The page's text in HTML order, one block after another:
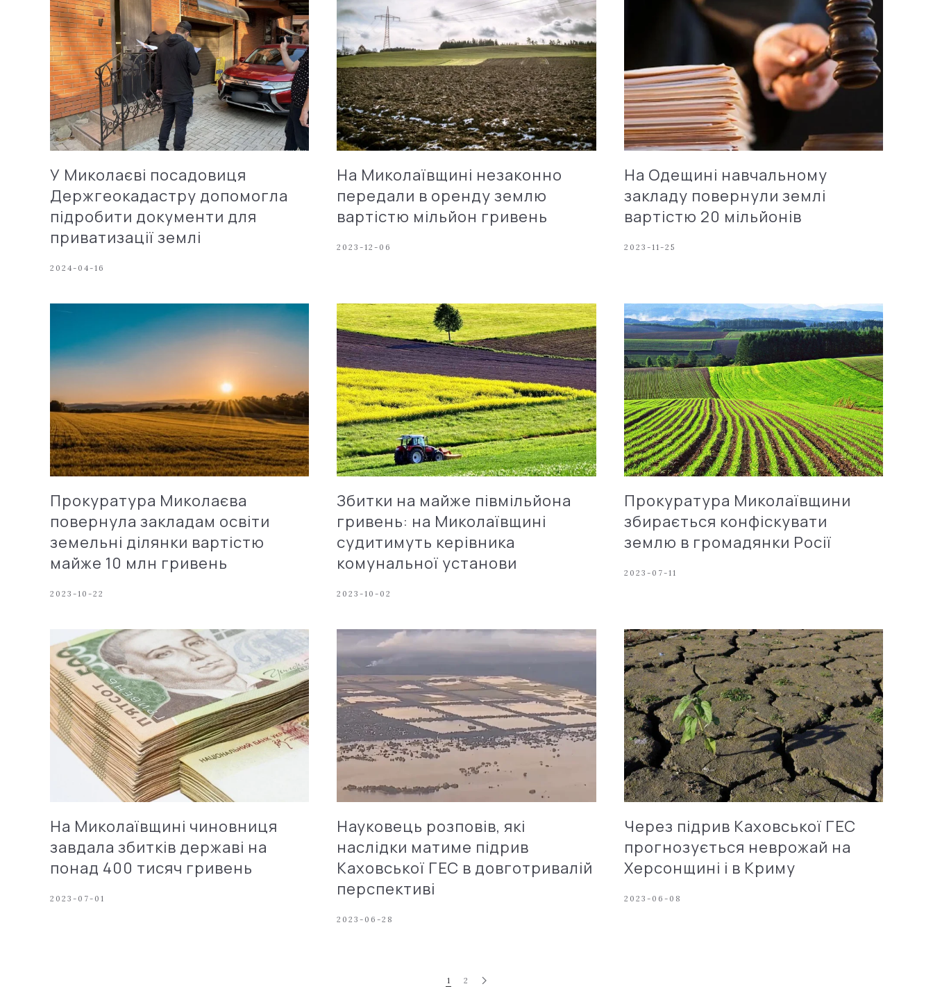
У Миколаєві посадовиця
Держгеокадастру допомогла
підробити документи для
приватизації землі
2024-04-16
На Миколаївщині незаконно
передали в оренду землю
вартістю мільйон гривень
2023-12-06
На Одещині навчальному
закладу повернули землі
вартістю 20 мільйонів
2023-11-25
Прокуратура Миколаєва
повернула закладам освіти
земельні ділянки вартістю
майже 10 млн гривень
2023-10-22
Збитки на майже півмільйона
гривень: на Миколаївщині
судитимуть керівника
комунальної установи
2023-10-02
Прокуратура Миколаївщини
збирається конфіскувати
землю в громадянки Росії
2023-07-11
На Миколаївщині чиновниця
завдала збитків державі на
понад 400 тисяч гривень
2023-07-01
Науковець розповів, які
наслідки матиме підрив
Каховської ГЕС в довготривалій
перспективі
2023-06-28
Через підрив Каховської ГЕС
прогнозується неврожай на
Херсонщині і в Криму
2023-06-08
1 2